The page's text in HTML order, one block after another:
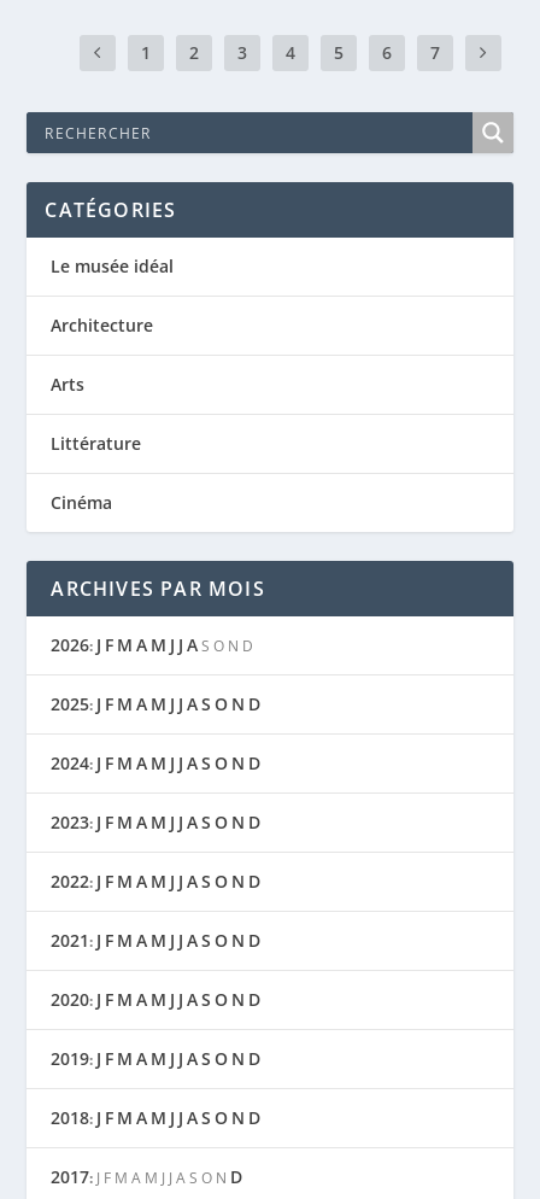
1 2 3 4 5 6 7
CATÉGORIES
Le musée idéal
Architecture
Arts
Littérature
Cinéma
ARCHIVES PAR MOIS
2026: J F M A M J J A S O N D
2025: J F M A M J J AS O N D
2024: J F M A M J J AS O N D
2023: J F M A M J J AS O N D
2022: J F M A M J J AS O N D
2021: J F M A M J J AS O N D
2020: J F M A M J J AS O N D
2019: J F M A M J J AS O N D
2018: J F M A M J J AS O N D
2017: J F M A M J J A S O N D